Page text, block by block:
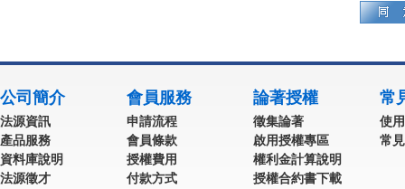
公司簡介
法源資訊
產品服務
資料庫說明
法源徵才
會員服務
申請流程
會員條款
授權費用
付款方式
論著授權
徵集論著
啟用授權專區
權利金計算說明
授權合約書下載
常
使
常